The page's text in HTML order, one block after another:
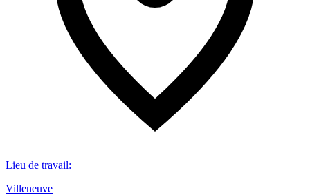
Lieu de travail:
Villeneuve